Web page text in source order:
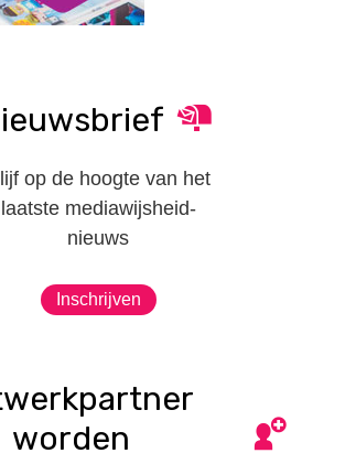
op de hoogte van het
laatste mediawijsheid-
nieuws
Inschrijven
worden